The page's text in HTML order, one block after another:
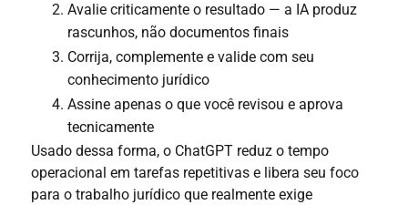
Avalie criticamente o resultado — a IA produz
rascunhos, não documentos finais
Corrija, complemente e valide com seu
conhecimento jurídico
Assine apenas o que você revisou e aprova
tecnicamente
Usado dessa forma, o ChatGPT reduz o tempo
operacional em tarefas repetitivas e libera seu foco
para o trabalho jurídico que realmente exige